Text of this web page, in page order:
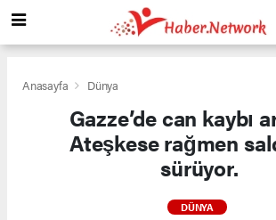
Anasayfa Dünya
Gazze’de can kaybı
Ateşkese rağmen
sürüyor.
DÜNYA